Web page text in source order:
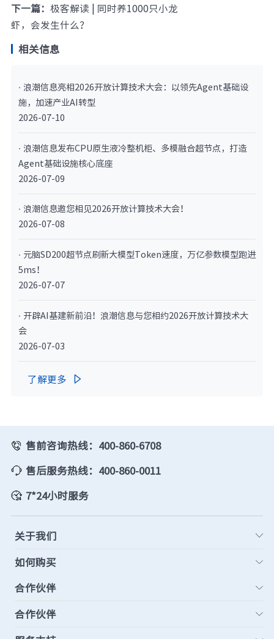
下一篇： 极客解读 | 同时养1000只小龙
虾，会发生什么？
相关信息
· 浪潮信息亮相2026开放计算技术大会：以领先Agent基础设
施，加速产业AI转型
2026-07-10
· 浪潮信息发布CPU原生液冷整机柜、多模融合超节点，打造
Agent基础设施核心底座
2026-07-09
· 浪潮信息邀您相见2026开放计算技术大会！
2026-07-08
· 元脑SD200超节点刷新大模型Token速度，万亿参数模型跑进
5ms！
2026-07-07
· 开辟AI基建新前沿！浪潮信息与您相约2026开放计算技术大
会
2026-07-03
了解更多 
售前咨询热线：400-860-6708
售后服务热线：400-860-0011
7*24小时服务
关于我们
如何购买
合作伙伴
合作伙伴